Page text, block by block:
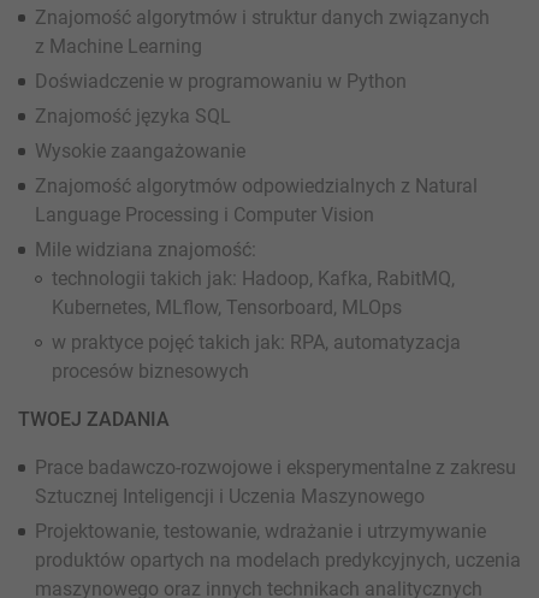
Znajomość algorytmów i struktur danych związanych
z Machine Learning
Doświadczenie w programowaniu w Python
Znajomość języka SQL
Wysokie zaangażowanie
Znajomość algorytmów odpowiedzialnych z Natural
Language Processing i Computer Vision
Mile widziana znajomość:
technologii takich jak: Hadoop, Kafka, RabitMQ,
Kubernetes, MLflow, Tensorboard, MLOps
w praktyce pojęć takich jak: RPA, automatyzacja
procesów biznesowych
TWOEJ ZADANIA
Prace badawczo-rozwojowe i eksperymentalne z zakresu
Sztucznej Inteligencji i Uczenia Maszynowego
Projektowanie, testowanie, wdrażanie i utrzymywanie
produktów opartych na modelach predykcyjnych, uczenia
maszynowego oraz innych technikach analitycznych